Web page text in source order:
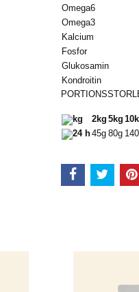
Omega6
Omega3
Kalcium
Fosfor
Glukosamin
Kondroitin
kg 2kg 5kg
24 h45g 80g